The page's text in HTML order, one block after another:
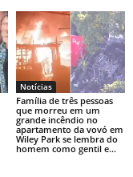
Notícias
Família de três pessoas
que morreu em um
grande incêndio no
apartamento da vovó em
Wiley Park se lembra do
homem como gentil e...